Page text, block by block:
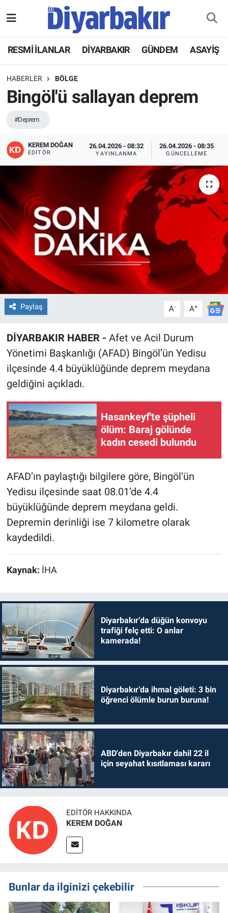
RESMİ İLANLAR DİYARBAKIR GÜNDEM ASAYİŞ
HABERLER BÖLGE
Bingöl'ü sallayan deprem
#Deprem
KEREM DOĞAN
EDITÖR
26.04.2026 - 08:32
YAYINLANMA
26.04.2026 - 08:35
GÜNCELLEME
Paylaş A- A+
DİYARBAKIR HABER - Afet ve Acil Durum
Yönetimi Başkanlığı (AFAD) Bingöl’ün Yedisu
ilçesinde 4.4 büyüklüğünde deprem meydana
geldiğini açıkladı.
Hasankeyf'te şüpheli
ölüm: Baraj gölünde
kadın cesedi bulundu
AFAD’ın paylaştığı bilgilere göre, Bingöl’ün
Yedisu ilçesinde saat 08.01’de 4.4
büyüklüğünde deprem meydana geldi.
Depremin derinliği ise 7 kilometre olarak
kaydedildi.
Kaynak: İHA
Diyarbakır’da düğün konvoyu
trafiği felç etti: O anlar
kamerada!
Diyarbakır’da ihmal göleti: 3 bin
öğrenci ölümle burun buruna!
ABD'den Diyarbakır dahil 22 il
için seyahat kısıtlaması kararı
EDITÖR HAKKINDA
KEREM DOĞAN
Bunlar da ilginizi çekebilir
ASAYİŞ
DİYARBAKIR
EKONOMİ
GÜNDEM
BÖLGE
DÜNYA
KÜLTÜR SANAT
EĞİTİM
ÖZEL HABER
POLİTİKA
SPOR
Hava Durumu
Namaz Vakitleri
Trafik Durumu
Süper Lig Puan Durumu ve Fikstür
Tüm Manşetler
Son Dakika Haberleri
Haber Arşivi